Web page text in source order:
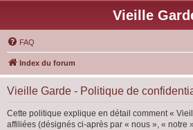
Vieille
FAQ
Index du forum
Vieille Garde - Politique de
Cette politique explique en détail comment «
affiliées (désignés ci-après par « nous », « notre